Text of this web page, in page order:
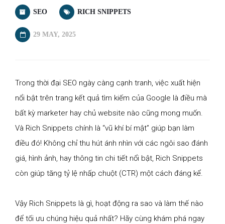
SEO RICH SNIPPETS
29 MAY, 2025
Trong thời đại SEO ngày càng cạnh tranh, việc xuất hiện
nổi bật trên trang kết quả tìm kiếm của Google là điều mà
bất kỳ marketer hay chủ website nào cũng mong muốn.
Và Rich Snippets chính là “vũ khí bí mật” giúp bạn làm
điều đó! Không chỉ thu hút ánh nhìn với các ngôi sao đánh
giá, hình ảnh, hay thông tin chi tiết nổi bật, Rich Snippets
còn giúp tăng tỷ lệ nhấp chuột (CTR) một cách đáng kể.
Vậy Rich Snippets là gì, hoạt động ra sao và làm thế nào
để tối ưu chúng hiệu quả nhất? Hãy cùng khám phá ngay